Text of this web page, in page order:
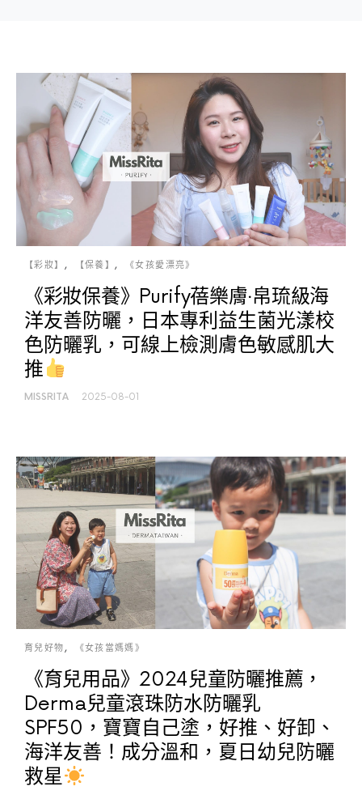
【彩妝】 【保養】 《女孩愛漂亮》
《彩妝保養》Purify蓓樂膚‧帛琉級海
洋友善防曬，日本專利益生菌光漾校
色防曬乳，可線上檢測膚色敏感肌大
推
MISSRITA 2025-08-01
育兒好物 《女孩當媽媽》
《育兒用品》2024兒童防曬推薦，
Derma兒童滾珠防水防曬乳
SPF50，寶寶自己塗，好推、好卸、
海洋友善！成分溫和，夏日幼兒防曬
救星